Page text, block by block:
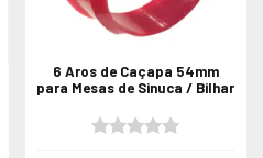
6 Aros de Caçapa 54mm
para Mesas de Sinuca / Bilhar